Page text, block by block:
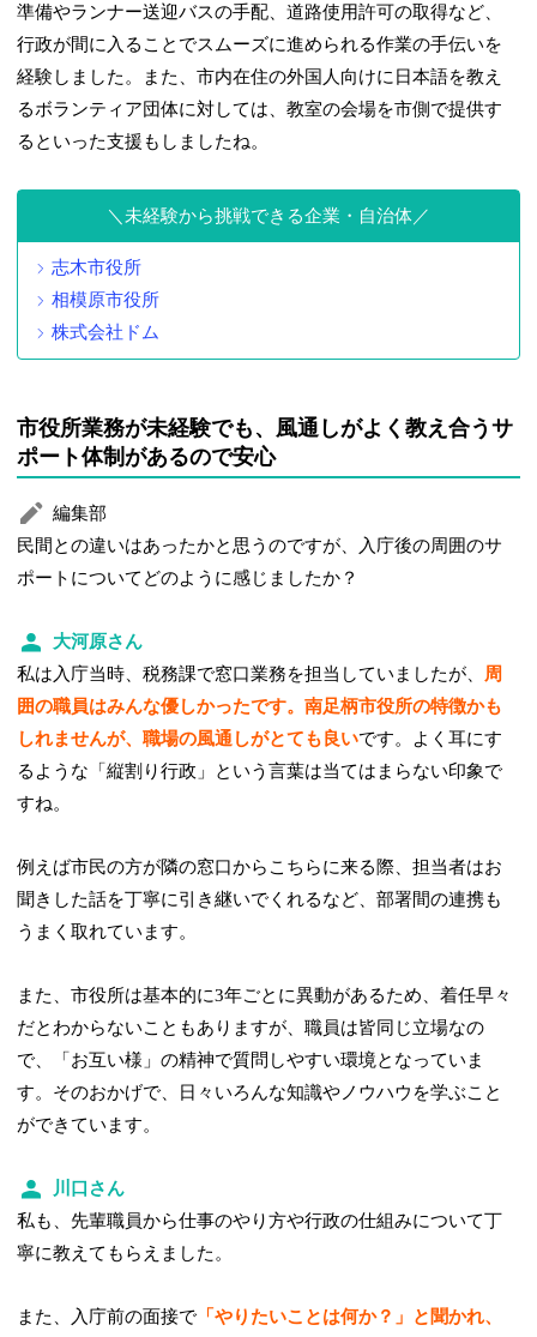
準備やランナー送迎バスの手配、道路使用許可の取得など、
行政が間に入ることでスムーズに進められる作業の手伝いを
経験しました。また、市内在住の外国人向けに日本語を教え
るボランティア団体に対しては、教室の会場を市側で提供す
るといった支援もしましたね。
未経験から挑戦できる企業・自治体
志木市役所
相模原市役所
株式会社ドム
市役所業務が未経験でも、風通しがよく教え合うサ
ポート体制があるので安心
編集部
民間との違いはあったかと思うのですが、入庁後の周囲のサ
ポートについてどのように感じましたか？
大河原さん
私は入庁当時、税務課で窓口業務を担当していましたが、
周
囲の職員はみんな優しかったです。南足柄市役所の特徴かも
しれませんが、職場の風通しがとても良いです。よく耳にす
るような「縦割り行政」という言葉は当てはまらない印象で
すね。
例えば市民の方が隣の窓口からこちらに来る際、担当者はお
聞きした話を丁寧に引き継いでくれるなど、部署間の連携も
うまく取れています。
また、市役所は基本的に3年ごとに異動があるため、着任早々
だとわからないこともありますが、職員は皆同じ立場なの
で、「お互い様」の精神で質問しやすい環境となっていま
す。そのおかげで、日々いろんな知識やノウハウを学ぶこと
ができています。
川口さん
私も、先輩職員から仕事のやり方や行政の仕組みについて丁
寧に教えてもらえました。
また、入庁前の面接で 「やりたいことは何か？」と聞かれ、